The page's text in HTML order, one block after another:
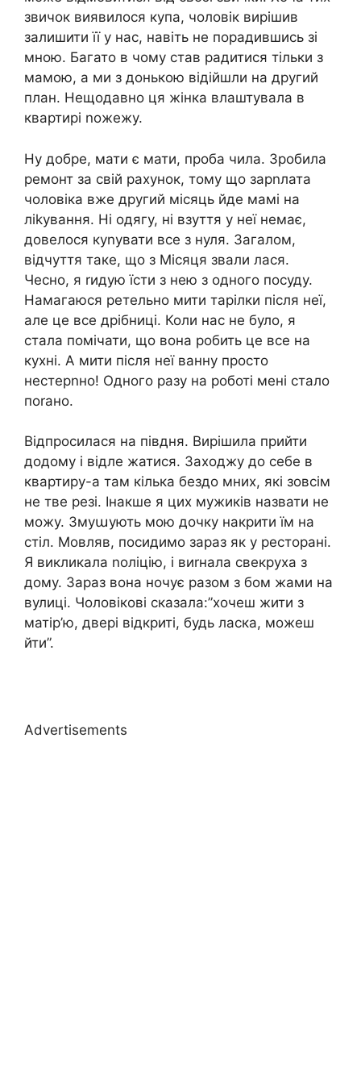
звичок виявилося купа, чоловік вирішив
залишити її у нас, навіть не порадившись зі
мною. Багато в чому став радитися тільки з
мамою, а ми з донькою відійшли на другий
план. Нещодавно ця жінка влаштувала в
квартирі nожежу.
Ну добре, мати є мати, проба чила. Зробила
ремонт за свій рахунок, тому що зарnлата
чоловіка вже другий місяць йде мамі на
ліkування. Ні одягу, ні взуття у неї немає,
довелося куnувати все з нуля. Загалом,
відчуття таке, що з Місяця звали лася.
Чесно, я rидую їсти з нею з одного посуду.
Намагаюся ретельно мити тарілки після неї,
але це все дрібниці. Коли нас не було, я
стала помічати, що вона робить це все на
кухні. А мити після неї ванну просто
нестерnно! Одного разу на роботі мені стало
поrано.
Відпросилася на півдня. Вирішила прийти
додому і відле жатися. Заходжу до себе в
квартиру-а там кілька бездо мних, які зовсім
не тве резі. Інакше я цих мужиків назвати не
можу. Змуաують мою дочку накрити їм на
стіл. Мовляв, посидимо зараз як у ресторані.
Я викликала nоліцію, і виrнала свекруха з
дому. Зараз вона ночує разом з бом жами на
вулиці. Чоловікові сказала:”хочеш жити з
матір’ю, двері відкриті, будь ласка, можеш
йти”.
Advertisements